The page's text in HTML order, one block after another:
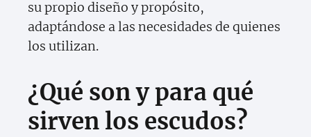
su propio diseño y propósito,
adaptándose a las necesidades de quienes
los utilizan.
¿Qué son y para qué
sirven los escudos?